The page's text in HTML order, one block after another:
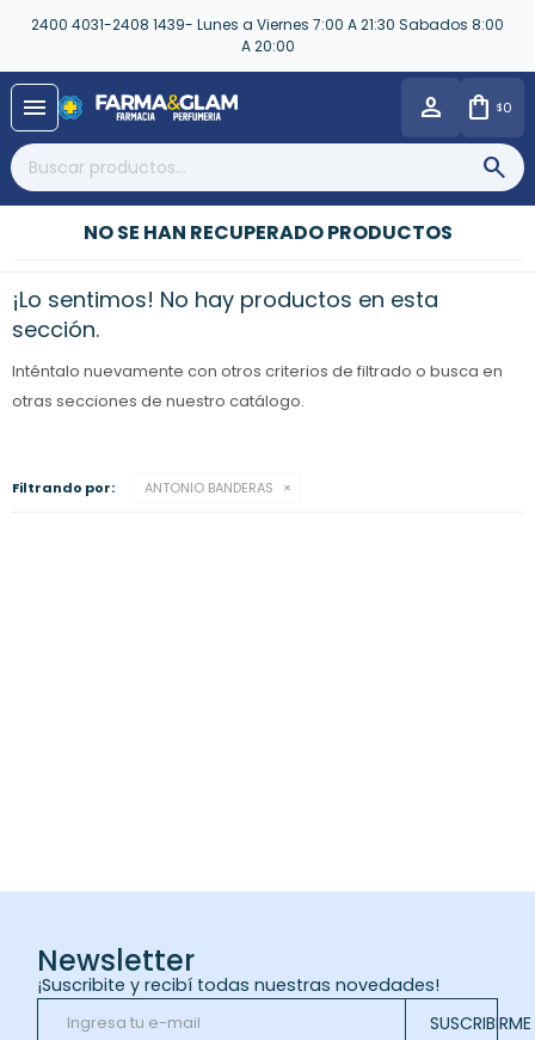
2400 4031-2408 1439- Lunes a Viernes 7:00 A 21:30 Sabados 8:00
A 20:00
menu $0
NO SE HAN RECUPERADO PRODUCTOS
¡Lo sentimos! No hay productos en esta
sección.
Inténtalo nuevamente con otros criterios de filtrado o busca en
otras secciones de nuestro catálogo.
Filtrando por: ANTONIO BANDERAS
Newsletter
¡Suscribite y recibí todas nuestras novedades!
SUSCRIBIRME